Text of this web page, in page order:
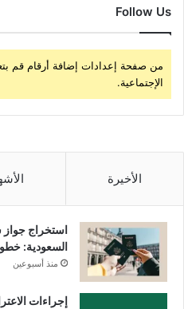
Follow Us
من صفحة إعدادات إضافة أرقام قم
الإجتماعية.
الأخيرة
استخراج
السعودية:
منذ أسبوعين
إجراءات